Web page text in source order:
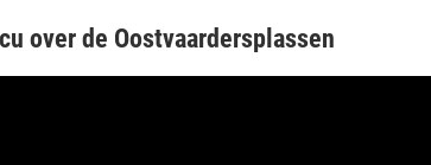
over de Oostvaardersplassen